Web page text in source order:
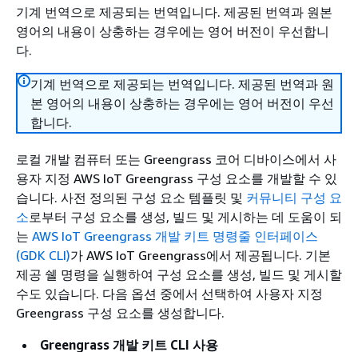
기계 번역으로 제공되는 번역입니다. 제공된 번역과 원본
영어의 내용이 상충하는 경우에는 영어 버전이 우선합니
다.
기계 번역으로 제공되는 번역입니다. 제공된 번역과 원
본 영어의 내용이 상충하는 경우에는 영어 버전이 우선
합니다.
로컬 개발 컴퓨터 또는 Greengrass 코어 디바이스에서 사
용자 지정 AWS IoT Greengrass 구성 요소를 개발할 수 있
습니다. 사전 정의된 구성 요소 템플릿 및 커뮤니티 구성 요
소로부터 구성 요소를 생성, 빌드 및 게시하는 데 도움이 되
는 AWS IoT Greengrass 개발 키트 명령줄 인터페이스
(GDK CLI)가 AWS IoT Greengrass에서 제공됩니다. 기본
제공 쉘 명령을 실행하여 구성 요소를 생성, 빌드 및 게시할
수도 있습니다. 다음 옵션 중에서 선택하여 사용자 지정
Greengrass 구성 요소를 생성합니다.
Greengrass 개발 키트 CLI 사용